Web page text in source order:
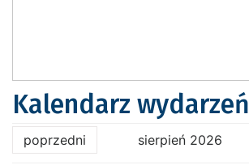
Kalendarz wydarzeń
poprzedni sierpień 2026